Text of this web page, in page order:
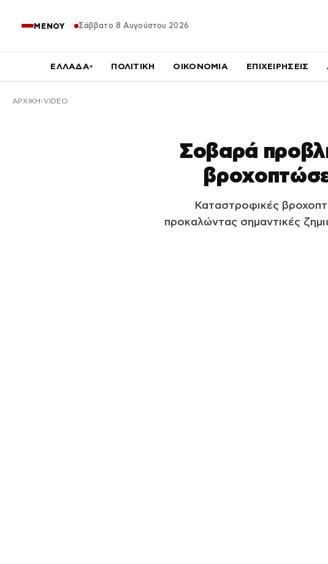
ΜΕΝΟΥ Σάββατο 8 Αυγούστου 2026
ΕΛΛΑΔΑ▾ ΠΟΛΙΤΙΚΗ ΟΙΚΟΝΟΜΙΑ ΕΠΙΧΕΙΡΗΣΕΙΣ
ΑΡΧΙΚΉ VIDEO
Σοβαρά
Καταστροφικές
προκαλώντας σημαντικές